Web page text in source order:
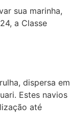
sua marinha,
a Classe
dispersa em
Estes navios
até